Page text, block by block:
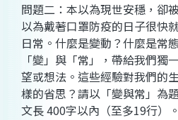
問題二：本以為現世安穩，卻
以為戴著口罩防疫的日子很快
日常。什麼是變動？什麼是常
「變」與「常」，帶給我們獨
望或想法。這些經驗對我們的
樣的省思？請以「變與常」為
文長 400字以內（至多19行）